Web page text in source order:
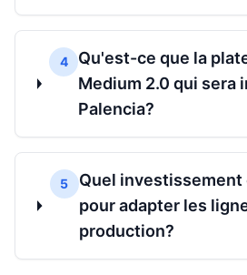
4
Qu'est-ce que la
Medium 2.0 qui sera
Palencia?
5
Quel investissement
pour adapter les
production?